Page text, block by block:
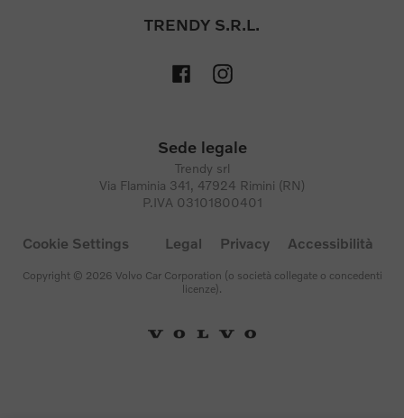
TRENDY S.R.L.
Sede legale
Trendy srl
Via Flaminia 341, 47924 Rimini (RN)
P.IVA 03101800401
Cookie Settings Legal Privacy Accessibilità
Copyright © 2026 Volvo Car Corporation (o società collegate o concedenti
licenze).